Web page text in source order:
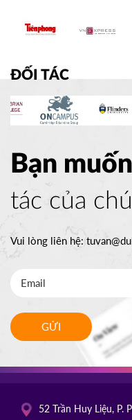
ĐỐI TÁC
Bạn muốn
tác của
Vui lòng liên hệ:
GỬI
52 Trần Huy Liệu, P.